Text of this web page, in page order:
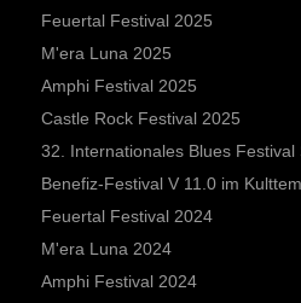
Feuertal Festival 2025
M'era Luna 2025
Amphi Festival 2025
Castle Rock Festival 2025
32. Internationales Blues Festival
Benefiz-Festival V 11.0 im
Feuertal Festival 2024
M'era Luna 2024
Amphi Festival 2024